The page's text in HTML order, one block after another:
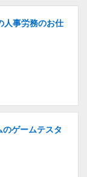
人事労務のお仕
のゲームテスタ